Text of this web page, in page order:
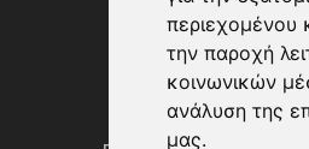
περιεχομένου
την παροχή
κοινωνικών
ανάλυση της
μας.
Privacy Policy &